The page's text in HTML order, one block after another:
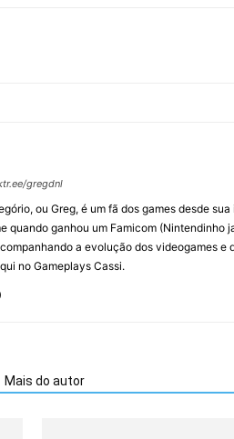
gregdnl
ou Greg, é um fã dos games desde
quando ganhou um Famicom (Nintendinho
a evolução dos videogames
no Gameplays Cassi.
Mais do autor